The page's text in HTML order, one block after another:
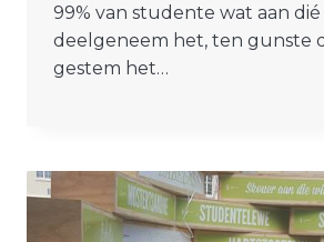
99% van studente wat aan
deelgeneem het, ten gunste
gestem het…